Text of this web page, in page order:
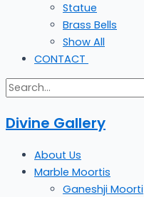
Statue
Brass Bells
Show All
CONTACT
Divine Gallery
About Us
Marble Moortis
Ganeshji Moorti